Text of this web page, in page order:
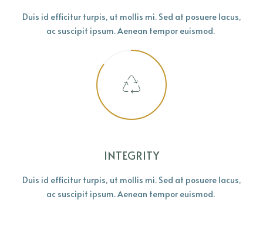
Duis id efficitur turpis, ut mollis mi. Sed at posuere lacus,
ac suscipit ipsum. Aenean tempor euismod.
INTEGRITY
Duis id efficitur turpis, ut mollis mi. Sed at posuere lacus,
ac suscipit ipsum. Aenean tempor euismod.